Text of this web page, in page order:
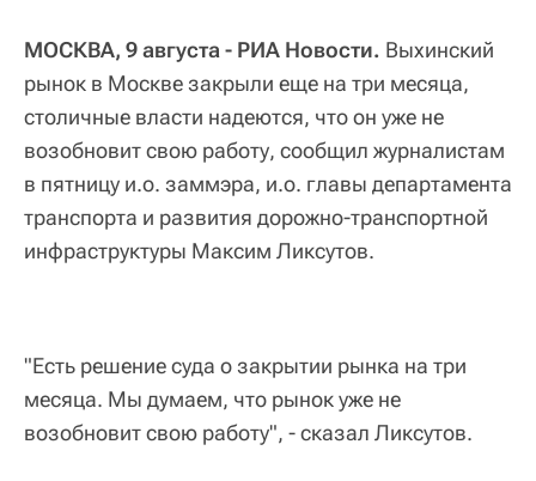
МОСКВА, 9 августа - РИА Новости. Выхинский
рынок в Москве закрыли еще на три месяца,
столичные власти надеются, что он уже не
возобновит свою работу, сообщил журналистам
в пятницу и.о. заммэра, и.о. главы департамента
транспорта и развития дорожно-транспортной
инфраструктуры Максим Ликсутов.
"Есть решение суда о закрытии рынка на три
месяца. Мы думаем, что рынок уже не
возобновит свою работу", - сказал Ликсутов.